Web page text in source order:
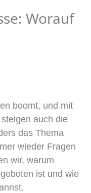
Worauf
boomt, und mit
auch die
das Thema
wieder Fragen
wir, warum
ist und wie